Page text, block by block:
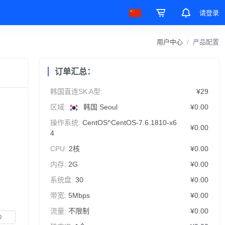
请登录
用户中心 产品配置
订单汇总：
韩国直连SK A型:
¥29
区域:
韩国 Seoul
¥0.00
操作系统: CentOS^CentOS-7.6.1810-x6
4
¥0.00
CPU: 2核
¥0.00
内存: 2G
¥0.00
系统盘: 30
¥0.00
带宽: 5Mbps
¥0.00
流量: 不限制
¥0.00